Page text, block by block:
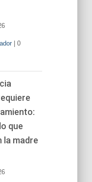
| 0
que
la madre